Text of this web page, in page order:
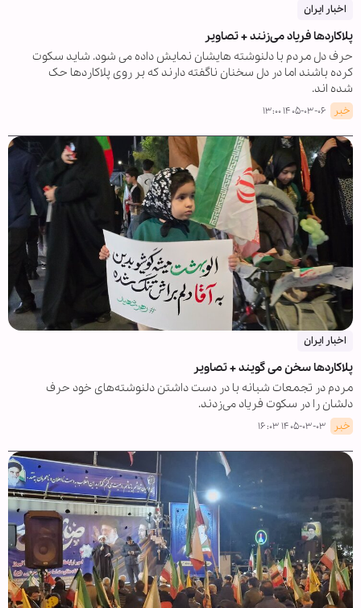
اخبار ایران
پلاکاردها فریاد می‌زنند + تصاویر
حرف دل مردم با دلنوشته هایشان نمایش داده می شود. شاید سکوت
کرده باشند اما در دل سخنان ناگفته دارند که بر روی پلاکاردها حک
شده اند.
خبر ۱۴۰۵-۰۳-۰۶ ۱۳:۰۰
اخبار ایران
پلاکاردها سخن می گویند + تصاویر
مردم در تجمعات شبانه با در دست داشتن دلنوشته‌های خود حرف
دلشان را در سکوت فریاد می‌زدند.
خبر ۱۴۰۵-۰۳-۰۳ ۱۶:۰۳